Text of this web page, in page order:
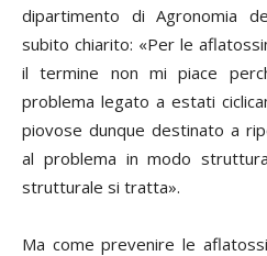
dipartimento di Agronomia
subito chiarito: «Per le
il termine non mi piace
problema legato a estati
piovose dunque destinato a
al problema in modo
strutturale si tratta».
Ma come prevenire le